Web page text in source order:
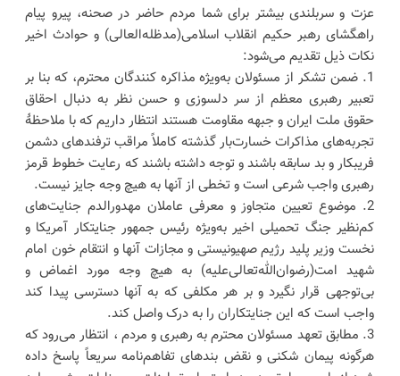
عزت و سربلندی بیشتر برای شما مردم حاضر در صحنه، پیرو پیام
راهگشای رهبر حکیم انقلاب اسلامی(مدظله‌العالی) و حوادث اخیر
نکات ذیل تقدیم می‌شود:
1. ضمن تشکر از مسئولان به‌ویژه مذاکره کنندگان محترم، که بنا بر
تعبیر رهبری معظم از سر دلسوزی و حسن نظر به دنبال احقاق
حقوق ملت ایران و جبهه مقاومت هستند انتظار داریم که با ملاحظۀ
تجربه‌های مذاکرات خسارت‌بار گذشته کاملاً‌ مراقب ترفندهای دشمن
فریبکار و بد سابقه باشند و توجه داشته باشند که رعایت خطوط قرمز
رهبری واجب شرعی است و تخطی از آنها به هیچ وجه جایز نیست.
2. موضوع تعیین متجاوز و معرفی عاملان مهدورالدم جنایت‌های
کم‌نظیر جنگ تحمیلی اخیر به‌ویژه رئیس جمهور جنایتکار آمریکا و
نخست وزیر پلید رژیم صهیونیستی و مجازات آنها و انتقام خون امام
شهید امت(رضوان‌الله‌تعالی‌علیه) به هیچ وجه مورد اغماض و
بی‌توجهی قرار نگیرد و بر هر مکلفی که به آنها دسترسی پیدا کند
واجب است که این جنایتکاران را به درک واصل کند.
3. مطابق تعهد مسئولان محترم به رهبری و مردم ، انتظار می‌رود که
هرگونه پیمان شکنی و نقض بندهای تفاهم‌نامه سریعاً پاسخ داده